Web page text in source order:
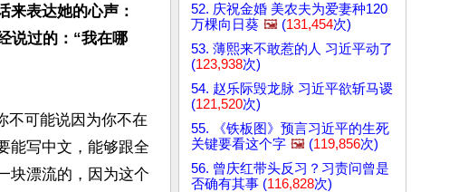
来表达她的心声：
说过的：“我在哪
不可能说因为你不在
能写中文，能够跟全
块漂流的，因为这个
52. 庆祝金婚 美农夫为爱妻种120
万棵向日葵 🖼️ (131,454次)
53. 薄熙来不敢惹的人 习近平动了
(123,938次)
54. 赵乐际毁龙脉 习近平欲斩马谡
(121,520次)
55. 《铁板图》预言习近平的生死
关键要看这个字 🖼️ (119,856次)
56. 曾庆红带头反习？习责问曾是
否确有其事 (116,828次)